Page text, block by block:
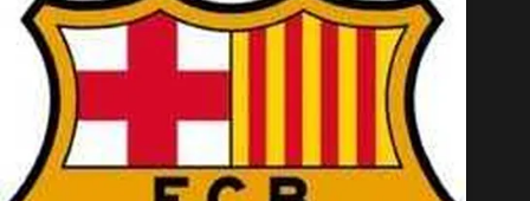
Clubs
Paris sportifs